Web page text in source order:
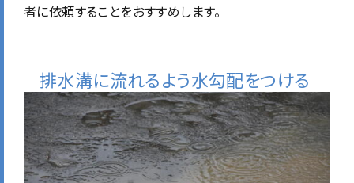
者に依頼することをおすすめします。
排水溝に流れるよう水勾配をつける